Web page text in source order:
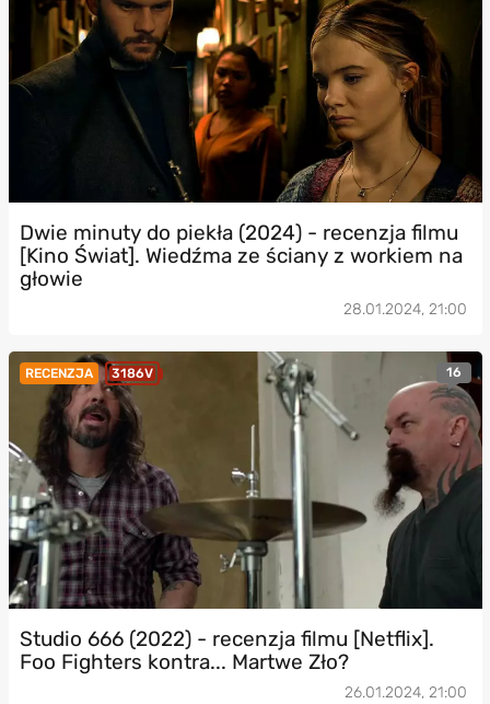
Dwie minuty do piekła (2024) - recenzja filmu
[Kino Świat]. Wiedźma ze ściany z workiem na
głowie
28.01.2024, 21:00
RECENZJA 3186V 16
Studio 666 (2022) - recenzja filmu [Netflix].
Foo Fighters kontra... Martwe Zło?
26.01.2024, 21:00